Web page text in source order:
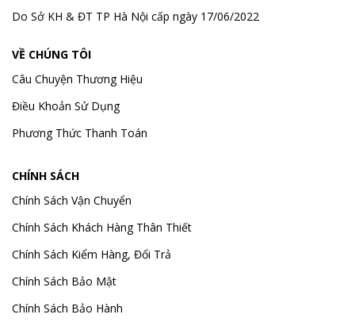
Do Sở KH & ĐT TP Hà Nội cấp ngày 17/06/2022
VỀ CHÚNG TÔI
Câu Chuyện Thương Hiệu
Điều Khoản Sử Dụng
Phương Thức Thanh Toán
CHÍNH SÁCH
Chính Sách Vận Chuyển
Chính Sách Khách Hàng Thân Thiết
Chính Sách Kiểm Hàng, Đổi Trả
Chính Sách Bảo Mật
Chính Sách Bảo Hành